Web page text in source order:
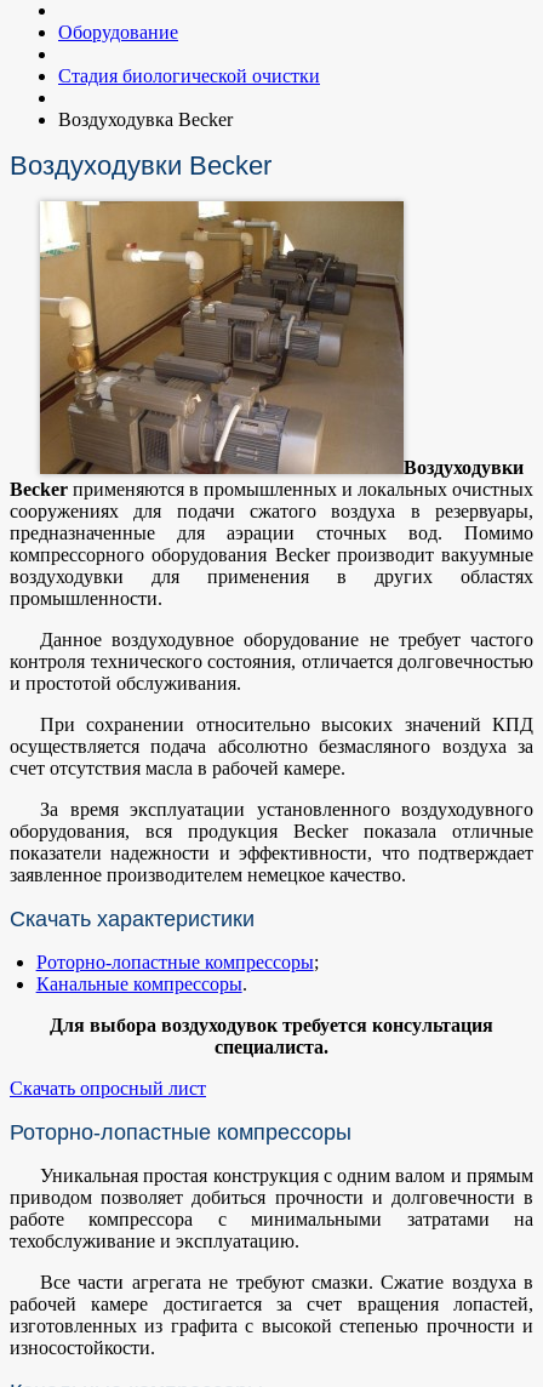
Оборудование
Стадия биологической очистки
Воздуходувка Becker
Воздуходувки Becker
Воздуходувки
Becker применяются в промышленных и локальных очистных
сооружениях для подачи сжатого воздуха в резервуары,
предназначенные для аэрации сточных вод. Помимо
компрессорного оборудования Becker производит вакуумные
воздуходувки для применения в других областях
промышленности.
Данное воздуходувное оборудование не требует частого
контроля технического состояния, отличается долговечностью
и простотой обслуживания.
При сохранении относительно высоких значений КПД
осуществляется подача абсолютно безмасляного воздуха за
счет отсутствия масла в рабочей камере.
За время эксплуатации установленного воздуходувного
оборудования, вся продукция Becker показала отличные
показатели надежности и эффективности, что подтверждает
заявленное производителем немецкое качество.
Скачать характеристики
Роторно-лопастные компрессоры;
Канальные компрессоры.
Для выбора воздуходувок требуется консультация
специалиста.
Скачать опросный лист
Роторно-лопастные компрессоры
Уникальная простая конструкция с одним валом и прямым
приводом позволяет добиться прочности и долговечности в
работе компрессора с минимальными затратами на
техобслуживание и эксплуатацию.
Все части агрегата не требуют смазки. Сжатие воздуха в
рабочей камере достигается за счет вращения лопастей,
изготовленных из графита с высокой степенью прочности и
износостойкости.